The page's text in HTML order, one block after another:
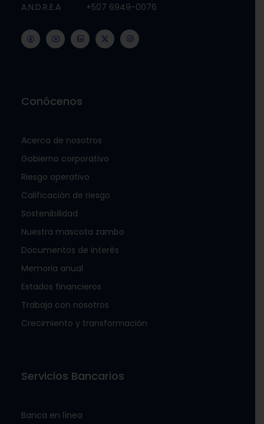
A.N.D.R.E.A
+507 6949-0076
Conócenos
Acerca de nosotros
Gobierno corporativo
Riesgo operativo
Calificación de riesgo
Sostenibilidad
Nuestra mascota zambo
Documentos de interés
Memoria anual
Estados financieros
Trabaja con nosotros
Crecimiento y transformación
Servicios Bancarios
Banca en línea